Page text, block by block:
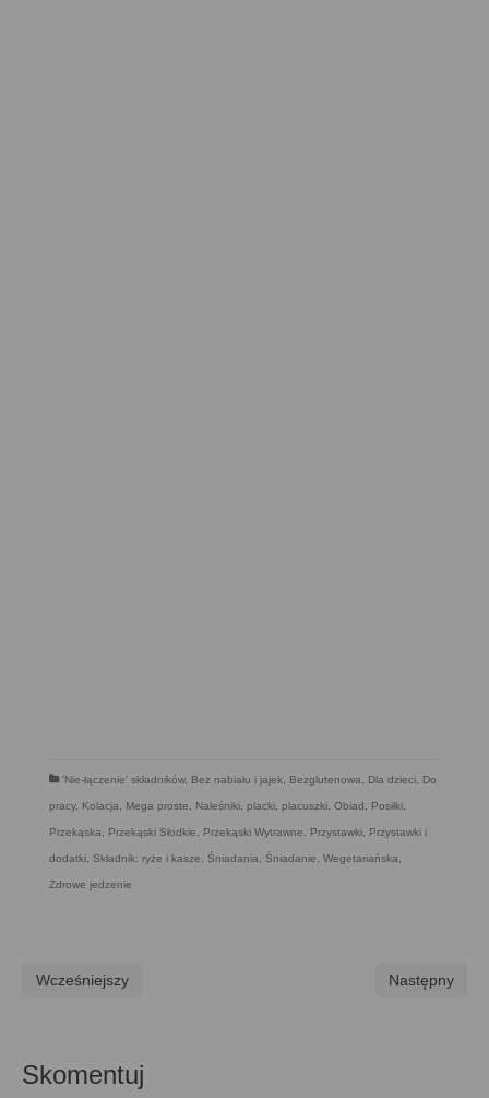
'Nie-łączenie' składników, Bez nabiału i jajek, Bezglutenowa, Dla dzieci, Do
pracy, Kolacja, Mega proste, Naleśniki, placki, placuszki, Obiad , Posiłki,
Przekąska, Przekąski Słodkie, Przekąski Wytrawne, Przystawki, Przystawki i
dodatki, Składnik: ryże i kasze, Śniadania, Śniadanie, Wegetariańska,
Zdrowe jedzenie
Wcześniejszy Następny
Skomentuj